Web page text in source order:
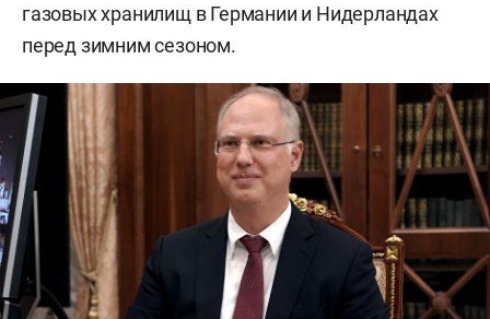
газовых хранилищ в Германии и Нидерландах
перед зимним сезоном.